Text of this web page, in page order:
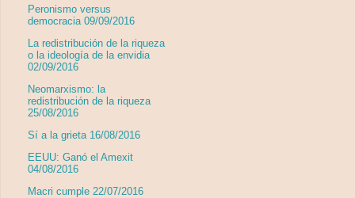
Peronismo versus
democracia 09/09/2016
La redistribución de la riqueza
o la ideología de la envidia
02/09/2016
Neomarxismo: la
redistribución de la riqueza
25/08/2016
Sí a la grieta 16/08/2016
EEUU: Ganó el Amexit
04/08/2016
Macri cumple 22/07/2016